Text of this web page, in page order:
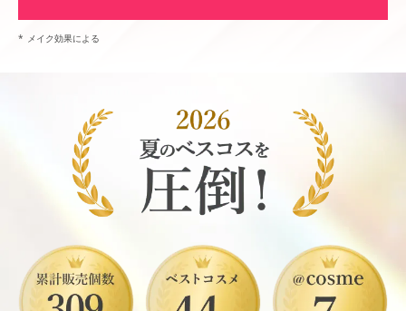
* メイク効果による